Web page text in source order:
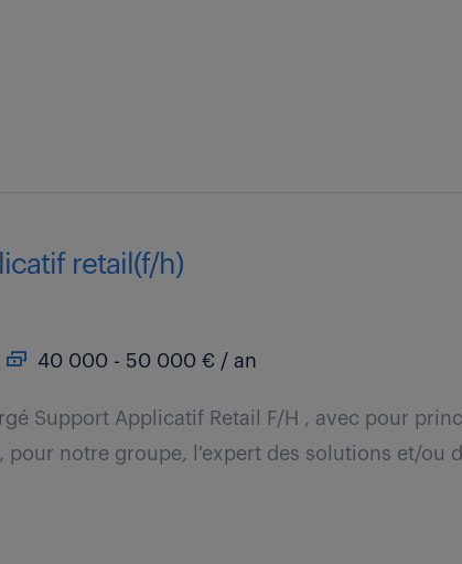
retail(f/h)
40 000 - 50 000 € / an
Support Applicatif Retail F/H , avec pour
pour notre groupe, l'expert des solutions et/ou